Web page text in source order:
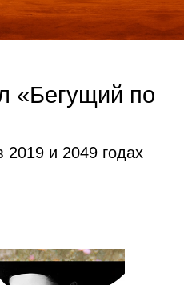
«Бегущий по
и 2049 годах